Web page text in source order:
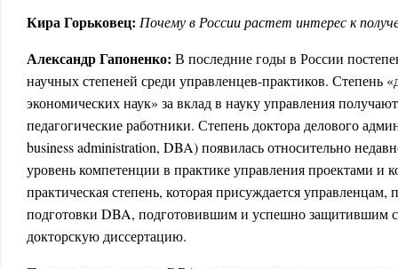
Кира Горьковец: Почему в России растет интерес к
Александр Гапоненко: В последние годы в России
научных степеней среди управленцев-практиков. Степень
экономических наук» за вклад в науку управления
педагогические работники. Степень доктора делового
business administration, DBA) появилась относительно
уровень компетенции в практике управления проектами и
практическая степень, которая присуждается
подготовки DBA, подготовившим и успешно защитившим
докторскую диссертацию.